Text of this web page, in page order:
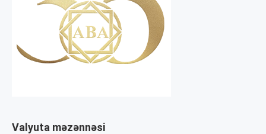
Valyuta məzənnəsi